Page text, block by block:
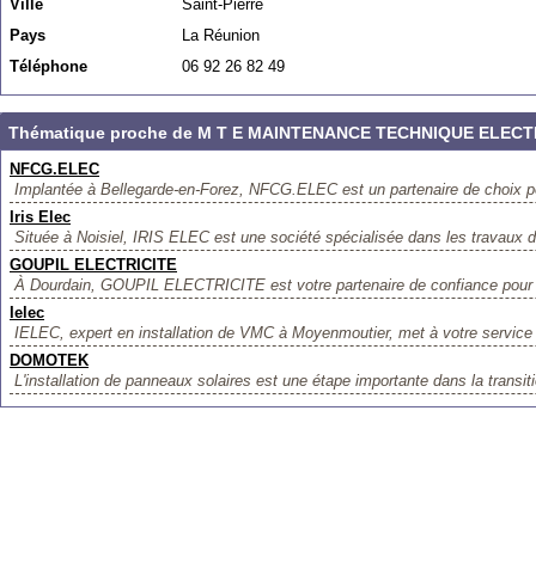
Ville
Saint-Pierre
Pays
La Réunion
Téléphone
06 92 26 82 49
Thématique proche de M T E MAINTENANCE TECHNIQUE
NFCG.ELEC
Implantée à Bellegarde-en-Forez, NFCG.ELEC est un partenaire de choix
Iris Elec
Située à Noisiel, IRIS ELEC est une société spécialisée dans les travaux
GOUPIL ELECTRICITE
À Dourdain, GOUPIL ELECTRICITE est votre partenaire de confiance pour
Ielec
IELEC, expert en installation de VMC à Moyenmoutier, met à votre
DOMOTEK
L'installation de panneaux solaires est une étape importante dans la